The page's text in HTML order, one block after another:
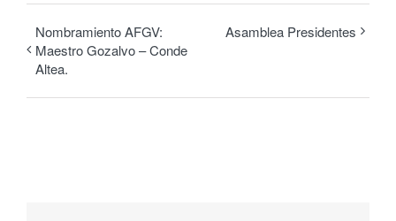
Nombramiento AFGV:
Maestro Gozalvo – Conde
Altea.
Asamblea Presidentes